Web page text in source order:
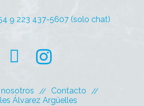
9 223 437-5607 (solo chat)
Contacto
Álvarez Argüelles